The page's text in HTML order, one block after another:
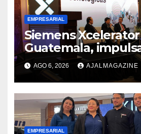
EMPRESARIAL
Siemens
Guatemala,
ruta para acelerar
competitividad del
AGO 6, 2026 AJALMAGAZINE
EMPRESARIAL